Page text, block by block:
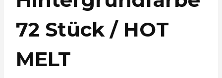
72 Stück / HOT
MELT